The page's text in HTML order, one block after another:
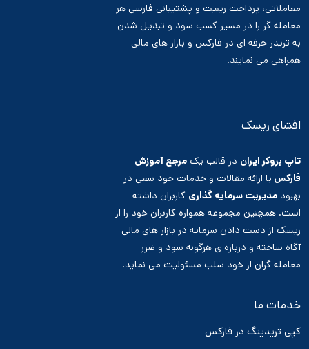
معاملاتی، پرداخت ریبیت و پشتیبانی فارسی هر
معامله گر را در مسیر کسب سود و تبدیل شدن
به تریدر حرفه ای در فارکس و بازار های مالی
همراهی می نمایند.
افشای ریسک
تاپ بروکر ایران در قالب یک مرجع آموزش
فارکس با ارائه مقالات و خدمات خود سعی در
بهبود مدیریت سرمایه گذاری کاربران داشته
است. همچنین مجموعه همواره کاربران خود را از
ریسک از دست دادن سرمایه در بازار های مالی
آگاه ساخته و درباره ی هرگونه سود و ضرر
معامله گران از خود سلب مسئولیت می نماید.
خدمات ما
کپی تریدینگ در فارکس